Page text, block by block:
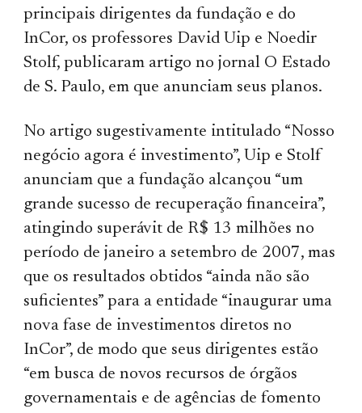
principais dirigentes da fundação e do
InCor, os professores David Uip e Noedir
Stolf, publicaram artigo no jornal O Estado
de S. Paulo, em que anunciam seus planos.
No artigo sugestivamente intitulado “Nosso
negócio agora é investimento”, Uip e Stolf
anunciam que a fundação alcançou “um
grande sucesso de recuperação financeira”,
atingindo superávit de R$ 13 milhões no
período de janeiro a setembro de 2007, mas
que os resultados obtidos “ainda não são
suficientes” para a entidade “inaugurar uma
nova fase de investimentos diretos no
InCor”, de modo que seus dirigentes estão
“em busca de novos recursos de órgãos
governamentais e de agências de fomento